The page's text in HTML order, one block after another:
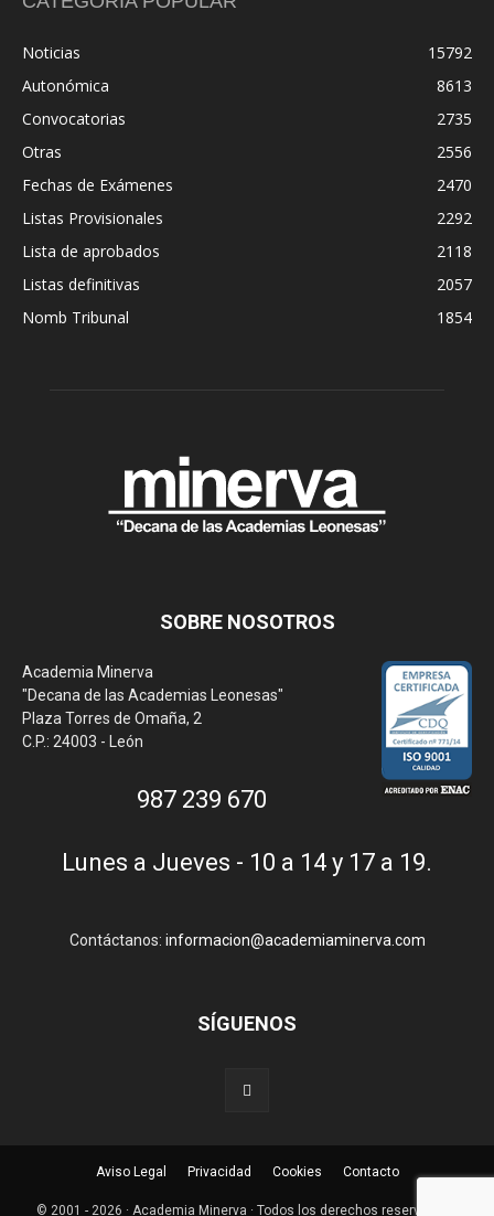
Noticias
15792
Autonómica
8613
Convocatorias
2735
Otras
2556
Fechas de Exámenes
2470
Listas Provisionales
2292
Lista de aprobados
2118
Listas definitivas
2057
Nomb Tribunal
1854
SOBRE NOSOTROS
Academia Minerva
"Decana de las Academias Leonesas"
Plaza Torres de Omaña, 2
C.P.: 24003 - León
987 239 670
Lunes a Jueves - 10 a 14 y 17 a 19.
Contáctanos: informacion@academiaminerva.com
SÍGUENOS
Aviso Legal Privacidad Cookies Contacto
© 2001 - 2026 · Academia Minerva · Todos los derechos reservados ·